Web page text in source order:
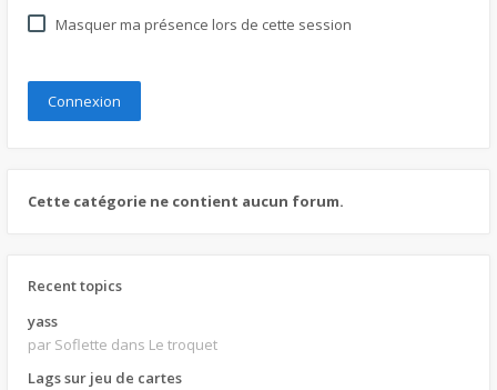
Masquer ma présence lors de cette session
Cette catégorie ne contient aucun forum.
Recent topics
yass
par Soflette dans Le troquet
Lags sur jeu de cartes